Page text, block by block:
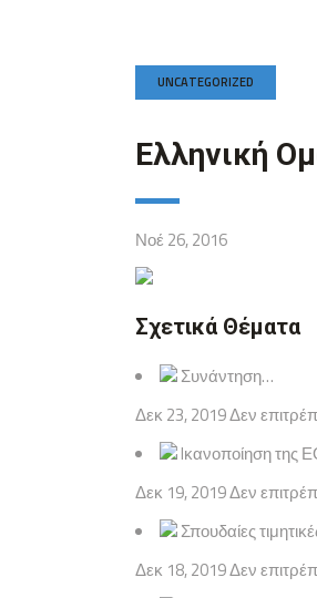
UNCATEGORIZED
Ελληνική
Νοέ 26, 2016
Σχετικά Θέματα
Συνάντηση…
Δεκ 23, 2019 Δεν
Iκανοποίηση της
Δεκ 19, 2019 Δεν
Σπουδαίες
Δεκ 18, 2019 Δεν